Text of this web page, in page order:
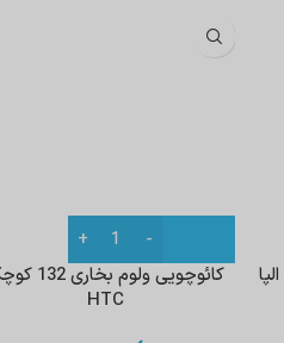
کائوچویی ولوم بخاری 132 کوچک
HTC